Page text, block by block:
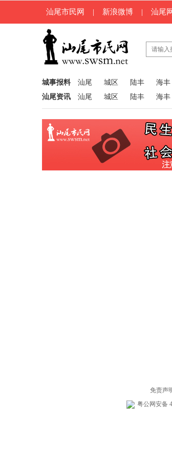
汕尾市民网 | 新浪微博 | 汕尾
城事报料 汕尾 城区 陆丰 海丰
汕尾资讯
汕尾 城区 陆丰 海丰
免责声
粤公网安备